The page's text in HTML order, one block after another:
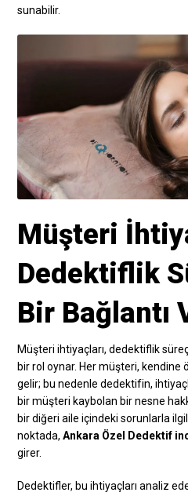
sunabilir.
Müşteri
Dedektiflik
Bir Bağlantı
Müşteri ihtiyaçları, dedektiflik
bir rol oynar. Her müşteri, kendine
gelir; bu nedenle dedektifin,
bir müşteri kaybolan bir nesne
bir diğeri aile içindeki sorunlarla
noktada,Ankara Özel Dedektif
girer.
Dedektifler, bu ihtiyaçları analiz